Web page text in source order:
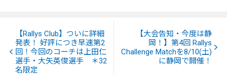
【Rallys Club】ついに詳細
発表！ 好評につき早速第2
回！今回のコーチは上田仁
選手・大矢英俊選手 ＊32
名限定
【大会告知・今度は静
岡！】第4回 Rallys
Challenge Matchを8/10(土)
に静岡で開催！